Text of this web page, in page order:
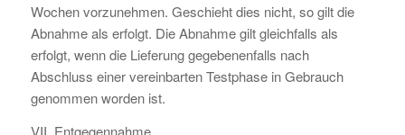
Wochen vorzunehmen. Geschieht dies nicht, so gilt die
Abnahme als erfolgt. Die Abnahme gilt gleichfalls als
erfolgt, wenn die Lieferung gegebenenfalls nach
Abschluss einer vereinbarten Testphase in Gebrauch
genommen worden ist.
VII. Entgegennahme